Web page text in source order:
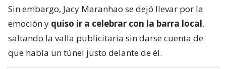
Sin embargo, Jacy Maranhao se dejó llevar por la
emoción y quiso ir a celebrar con la barra local,
saltando la valla publicitaria sin darse cuenta de
que había un túnel justo delante de él.